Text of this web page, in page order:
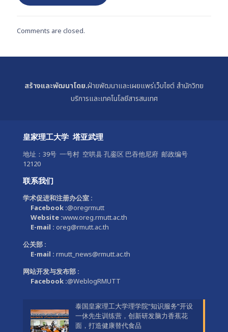
Comments are closed.
สร้างและพัฒนาโดย.ฝ่ายพัฒนาและเผยแพร่เว็บไซต์ สำนักวิทย
บริการและเทคโนโลยีสารสนเทศ
皇家理工大学 塔亚武理
地址：39号 一号村 空哄县 孔銮区 巴吞他尼府 邮政编号
12120
联系我们
学术促进和注册办公室 :
Facebook :@oregrmutt
Website :www.oreg.rmutt.ac.th
E-mail : oreg@rmutt.ac.th
公关部 :
E-mail : rmutt_news@rmutt.ac.th
网站开发与发布部 :
Facebook :@WeblogRMUTT
泰国皇家理工大学理学院“知识服务”开设
一休先生训练营，创新研发脑力香蕉花
面，打造健康替代食品